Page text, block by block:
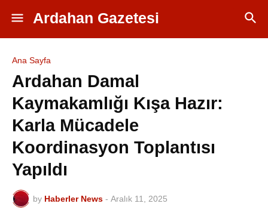
Ardahan Gazetesi
Ana Sayfa
Ardahan Damal
Kaymakamlığı Kışa Hazır:
Karla Mücadele
Koordinasyon Toplantısı
Yapıldı
by Haberler News - Aralık 11, 2025